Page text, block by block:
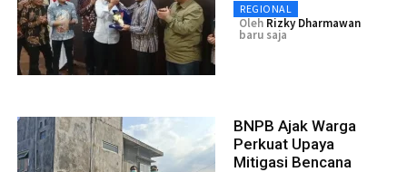
REGIONAL
Oleh Rizky Dharmawan
baru saja
BNPB Ajak Warga
Perkuat Upaya
Mitigasi Bencana